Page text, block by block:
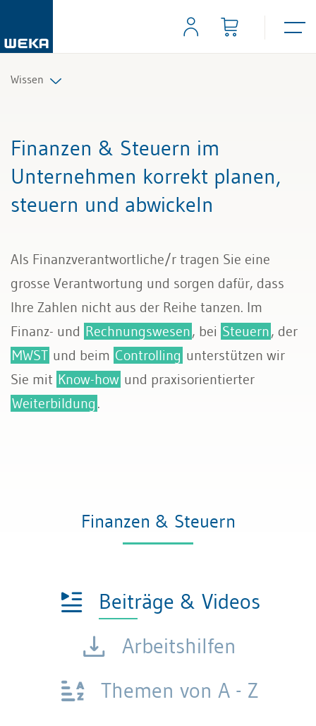
Wissen
Management
Führung & Kompetenzen
Bau & Immobilien
Finanzen & Steuern im
Unternehmen korrekt planen,
steuern und abwickeln
Als Finanzverantwortliche/r tragen Sie eine
grosse Verantwortung und sorgen dafür, dass
Ihre Zahlen nicht aus der Reihe tanzen. Im
Finanz- und Rechnungswesen, bei Steuern, der
MWST und beim Controlling unterstützen wir
Sie mit Know-how und praxisorientierter
Weiterbildung .
Finanzen & Steuern
Beiträge & Videos
Arbeitshilfen
Themen von A - Z